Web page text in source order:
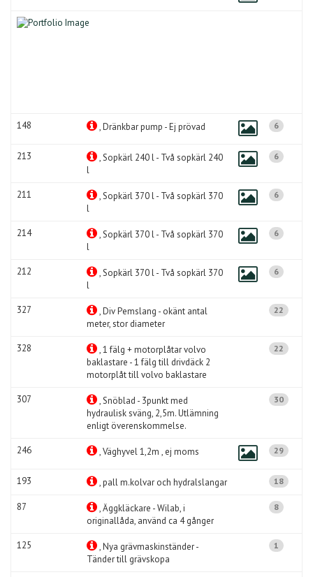
148 , Dränkbar pump - Ej prövad 6
213
, Sopkärl 240 l - Två sopkärl 240
l
6
211
, Sopkärl 370 l - Två sopkärl 370
l
6
214
, Sopkärl 370 l - Två sopkärl 370
l
6
212
, Sopkärl 370 l - Två sopkärl 370
l
6
327
, Div Pemslang - okänt antal
meter, stor diameter
22
328
, 1 fälg + motorplåtar volvo
baklastare - 1 fälg till drivdäck 2
motorplåt till volvo baklastare
22
307
, Snöblad - 3punkt med
hydraulisk sväng, 2,5m. Utlämning
enligt överenskommelse.
30
246 , Väghyvel 1,2m , ej moms 29
193 , pall m.kolvar och hydralslangar 18
87
, Äggkläckare - Wilab, i
originallåda, använd ca 4 gånger
8
125
, Nya grävmaskinständer -
Tänder till grävskopa
1